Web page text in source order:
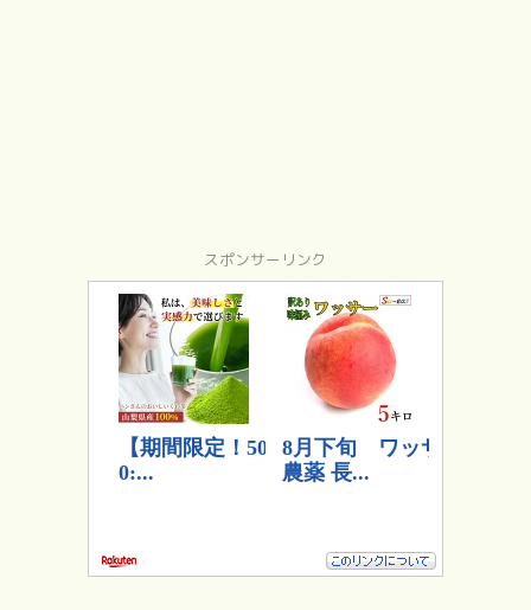
スポンサーリンク